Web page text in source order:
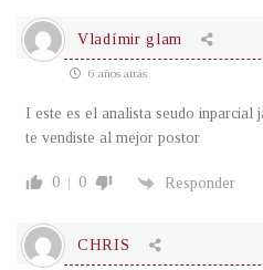
Vladímir glam
6 años atrás
I este es el analista seudo inparcial
te vendiste al mejor postor
0 0 Responder
CHRIS